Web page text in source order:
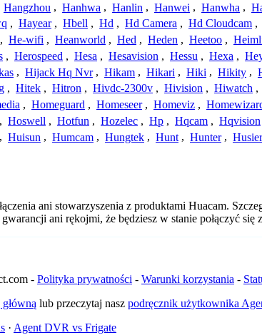
Hangzhou , Hanhwa , Hanlin , Hanwei , Hanwha ,
, Hayear , Hbell , Hd , Hd Camera , Hd Cloudcam ,
, He-wifi , Heanworld , Hed , Heden , Heetoo ,
, Herospeed , Hesa , Hesavision , Hessu , Hexa ,
, Hijack Hq Nvr , Hikam , Hikari , Hiki , Hikity ,
, Hitek , Hitron , Hivdc-2300v , Hivision , Hiwatch ,
, Homeguard , Homeseer , Homeviz ,
, Hoswell , Hotfun , Hozelec , Hp , Hqcam , Hqvision
, Huisun , Humcam , Hungtek , Hunt , Hunter , Husier
ani stowarzyszenia z produktami Huacam.
ani rękojmi, że będziesz w stanie połączyć
- Polityka prywatności - Warunki korzystania -
lub przeczytaj nasz podręcznik użytkownika
· Agent DVR vs Frigate